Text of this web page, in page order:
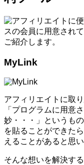
スの会員に用意され
ご紹介します。
MyLink
アフィリエイトに取
「プログラムに用意
妙・・・」というも
を貼ることができた
えることがあると思い
そんな想いを解決す